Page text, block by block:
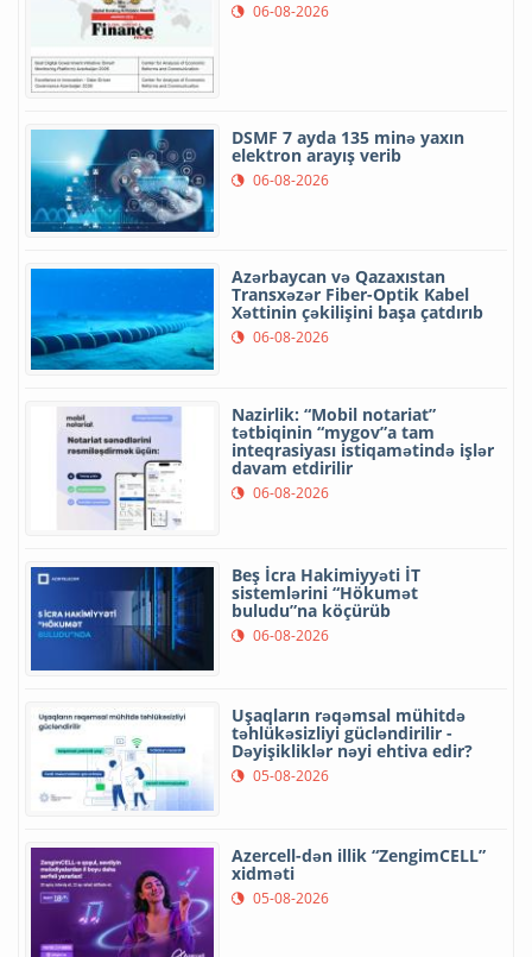
06-08-2026
DSMF 7 ayda 135 minə yaxın
elektron arayış verib
06-08-2026
Azərbaycan və Qazaxıstan
Transxəzər Fiber-Optik Kabel
Xəttinin çəkilişini başa çatdırıb
06-08-2026
Nazirlik: “Mobil notariat”
tətbiqinin “mygov”a tam
inteqrasiyası istiqamətində işlər
davam etdirilir
06-08-2026
Beş İcra Hakimiyyəti İT
sistemlərini “Hökumət
buludu”na köçürüb
06-08-2026
Uşaqların rəqəmsal mühitdə
təhlükəsizliyi gücləndirilir -
Dəyişikliklər nəyi ehtiva edir?
05-08-2026
Azercell-dən illik “ZengimCELL”
xidməti
05-08-2026